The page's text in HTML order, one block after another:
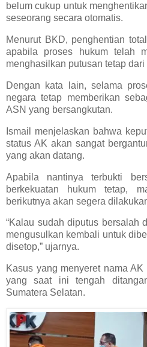
belum cukup untuk
seseorang secara otomatis.
Menurut BKD, penghentian
apabila proses hukum telah
menghasilkan putusan tetap
Dengan kata lain, selama
negara tetap memberikan
ASN yang bersangkutan.
Ismail menjelaskan bahwa
status AK akan sangat
yang akan datang.
Apabila nantinya terbukti
berkekuatan hukum tetap,
berikutnya akan segera
“Kalau sudah diputus bersalah
mengusulkan kembali untuk
disetop,” ujarnya.
Kasus yang menyeret nama
yang saat ini tengah
Sumatera Selatan.